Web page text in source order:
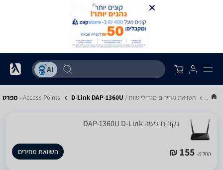
... השוואת מחירים מגדילי טווח / Access Points D-Link DAP-1360U - מפרט
‏נקודת גישה DAP-1360U D-Link
החל מ- 155 ₪ השוואת מחירים